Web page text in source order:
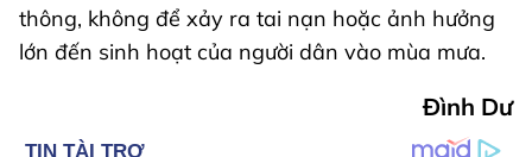
thông, không để xảy ra tai nạn hoặc ảnh hưởng
lớn đến sinh hoạt của người dân vào mùa mưa.
Đình Dư